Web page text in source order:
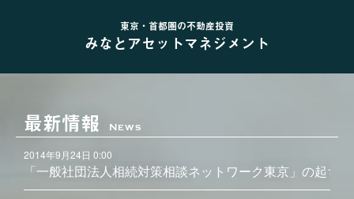
東京・首都圏の不動産投資
みなとアセットマネジメント
最新情報 News
2014年9月24日 0:00
「一般社団法人相続対策相談ネットワーク東京」の起ち